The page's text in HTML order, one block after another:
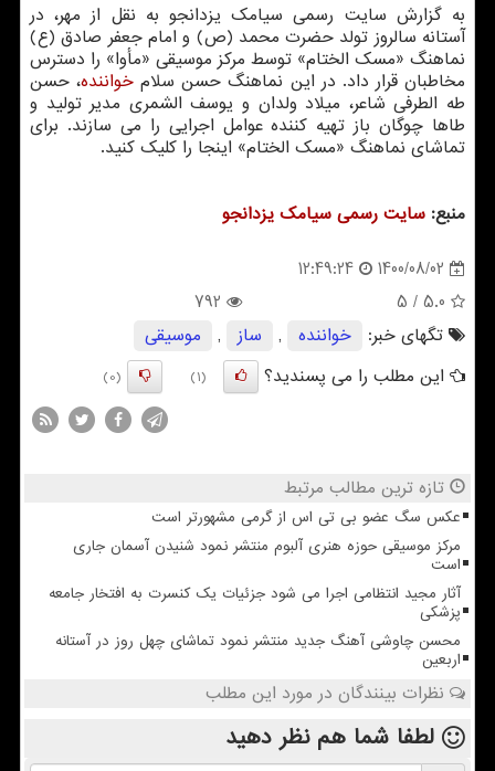
به گزارش سایت رسمی سیامک یزدانجو به نقل از مهر، در
آستانه سالروز تولد حضرت محمد (ص) و امام جعفر صادق (ع)
نماهنگ «مسک الختام» توسط مرکز موسیقی «مأوا» را دسترس
مخاطبان قرار داد. در این نماهنگ حسن سلام خواننده، حسن
طه الطرفی شاعر، میلاد ولدان و یوسف الشمری مدیر تولید و
طاها چوگان باز تهیه کننده عوامل اجرایی را می سازند. برای
تماشای نماهنگ «مسک الختام» اینجا را کلیک کنید.
منبع: سایت رسمی سیامك یزدانجو
1400/08/02
12:49:24
5.0
/ 5
792
تگهای خبر:
خواننده , ساز ,
موسیقی
این مطلب را می پسندید؟
(1)
(0)
تازه ترین مطالب مرتبط
عکس سگ عضو بی تی اس از گرمی مشهورتر است
مرکز موسیقی حوزه هنری آلبوم منتشر نمود شنیدن آسمان جاری
است
آثار مجید انتظامی اجرا می شود جزئیات یک کنسرت به افتخار جامعه
پزشکی
محسن چاوشی آهنگ جدید منتشر نمود تماشای چهل روز در آستانه
اربعین
نظرات بینندگان در مورد این مطلب
لطفا شما همنظر دهید